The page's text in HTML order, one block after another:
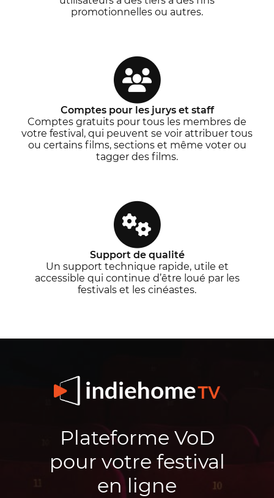
promotionnelles ou autres.
Comptes pour les jurys et staff
Comptes gratuits pour tous les membres de
votre festival, qui peuvent se voir attribuer tous
ou certains films, sections et même voter ou
tagger des films.
Support de qualité
Un support technique rapide, utile et
accessible qui continue d’être loué par les
festivals et les cinéastes.
Plateforme VoD
pour votre festival
en ligne